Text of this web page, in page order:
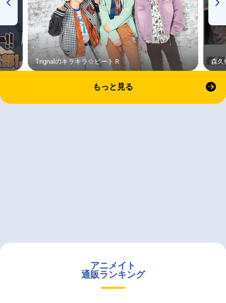
Trignalのキラキラ☆ビートＲ 森久
もっと見る
アニメイト
通販ランキング